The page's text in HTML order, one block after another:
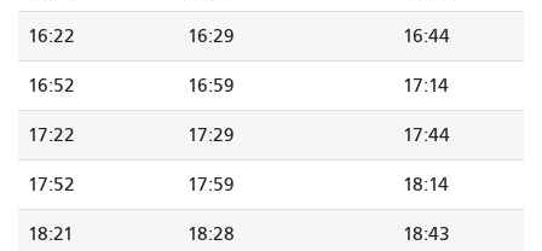
16:22 16:29 16:44
16:52 16:59 17:14
17:22 17:29 17:44
17:52 17:59 18:14
18:21 18:28 18:43